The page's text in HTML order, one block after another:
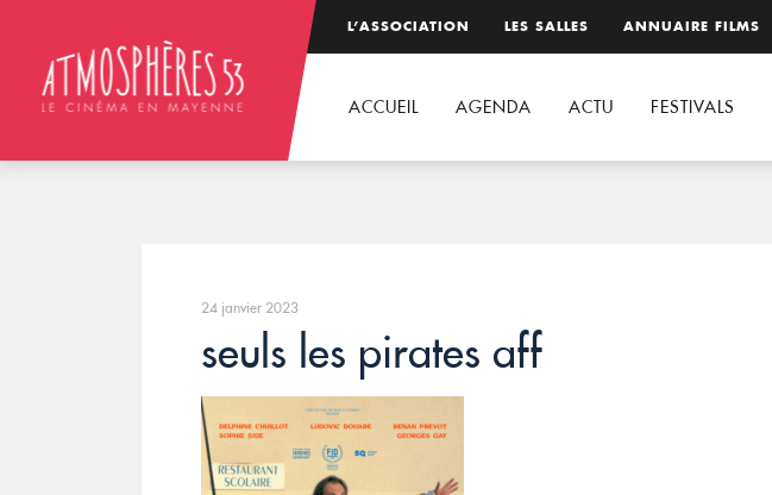
L’ASSOCIATION LES SALLES ANNUAIRE FILMS
ACCUEIL AGENDA ACTU FESTIVALS
24 janvier 2023
seuls les pirates aff